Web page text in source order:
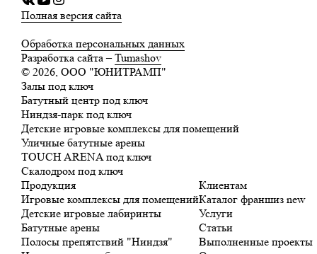
Полная версия сайта
Обработка персональных данных
Разработка сайта –Tumashov
© 2026, ООО "ЮНИТРАМП"
Залы под ключ
Батутный центр под ключ
Ниндзя-парк под ключ
Детские игровые комплексы для помещений
Уличные батутные арены
TOUCH ARENA под ключ
Скалодром под ключ
Продукция
Игровые комплексы для помещений
Детские игровые лабиринты
Батутные арены
Полосы препятствий "Ниндзя"
Клиентам
Каталог франшиз new
Услуги
Статьи
Выполненные проекты